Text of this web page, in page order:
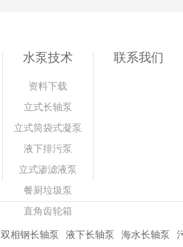
水泵技术
资料下载
立式长轴泵
立式筒袋式凝泵
液下排污泵
立式渗滤液泵
餐厨垃圾泵
直角齿轮箱
联系我们
双相钢长轴泵 液下长轴泵 海水长轴泵